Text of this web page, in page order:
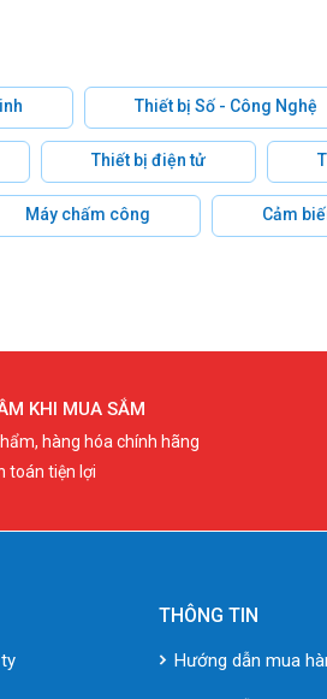
Thiết bị Số - Công Nghệ
Thiết bị điện tử
Máy chấm công Cảm
KHI MUA SẮM
hàng hóa chính hãng
toán tiện lợi
THÔNG TIN
Hướng dẫn mua